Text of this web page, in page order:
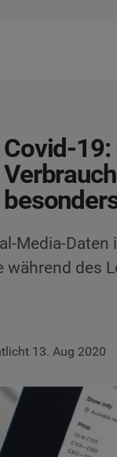
Covid-19:
Media-Daten
während des
13. Aug 2020